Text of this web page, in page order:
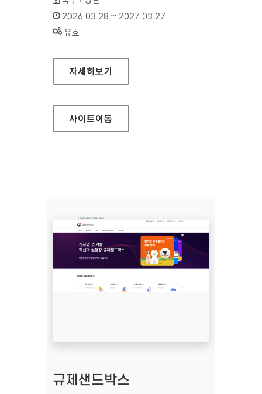
인증기간 :
2026.03.28 ~ 2027.03.27
상태 :
유효
규제정보포털
자세히보기
사이트이동
규제샌드박스